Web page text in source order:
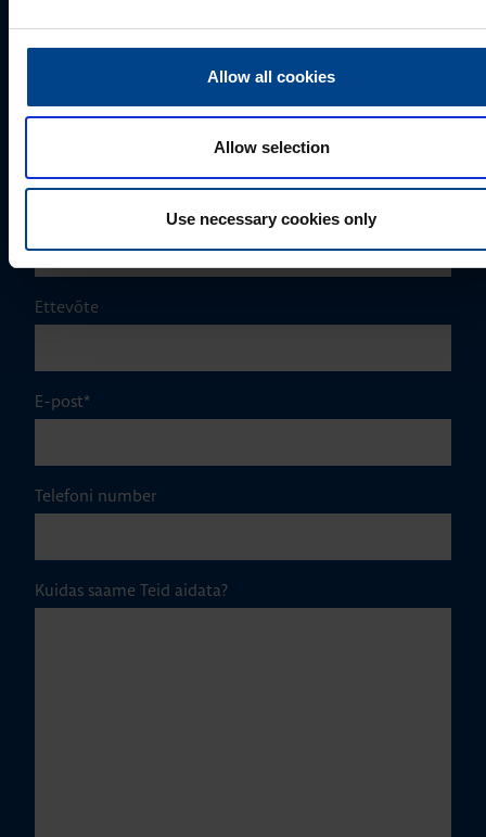
Allow all cookies
Allow selection
Use necessary cookies only
+372 56560000
Eesnimi*
Ettevõte
E-post*
Telefoni number
Kuidas saame Teid aidata?